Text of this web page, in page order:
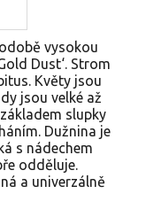
vysokou
Dust‘. Strom
Květy jsou
jsou velké až
slupky
Dužnina je
s nádechem
odděluje.
a univerzálně